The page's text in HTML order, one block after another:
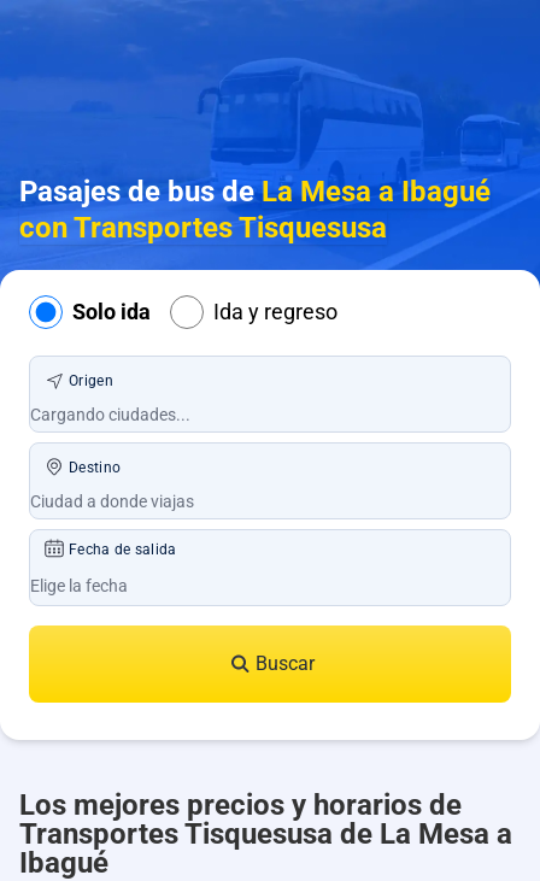
Pasajes de bus deLa Mesa a Ibagué
con Transportes Tisquesusa
Solo ida Ida y regreso
Origen
Destino
Fecha de salida
Buscar
Los mejores precios y horarios de
Transportes Tisquesusa de La Mesa a
Ibagué